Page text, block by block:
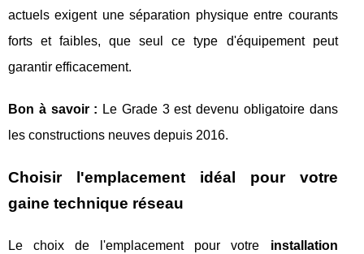
actuels exigent une séparation physique entre courants
forts et faibles, que seul ce type d'équipement peut
garantir efficacement.
Bon à savoir : Le Grade 3 est devenu obligatoire dans
les constructions neuves depuis 2016.
Choisir l'emplacement idéal pour votre
gaine technique réseau
Le choix de l'emplacement pour votre installation